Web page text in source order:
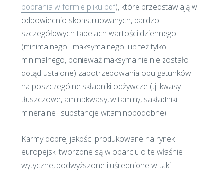
pobrania w formie pliku pdf), które przedstawiają w
odpowiednio skonstruowanych, bardzo
szczegółowych tabelach wartości dziennego
(minimalnego i maksymalnego lub też tylko
minimalnego, ponieważ maksymalnie nie zostało
dotąd ustalone) zapotrzebowania obu gatunków
na poszczególne składniki odżywcze (tj. kwasy
tłuszczowe, aminokwasy, witaminy, sakładniki
mineralne i substancje witaminopodobne).
Karmy dobrej jakości produkowane na rynek
europejski tworzone są w oparciu o te właśnie
wytyczne, podwyższone i uśrednione w taki